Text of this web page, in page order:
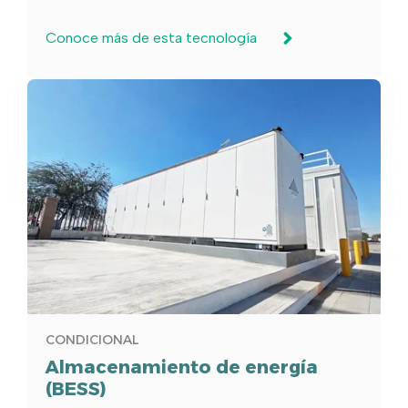
Conoce más de esta tecnología
CONDICIONAL
Almacenamiento de energía
(BESS)